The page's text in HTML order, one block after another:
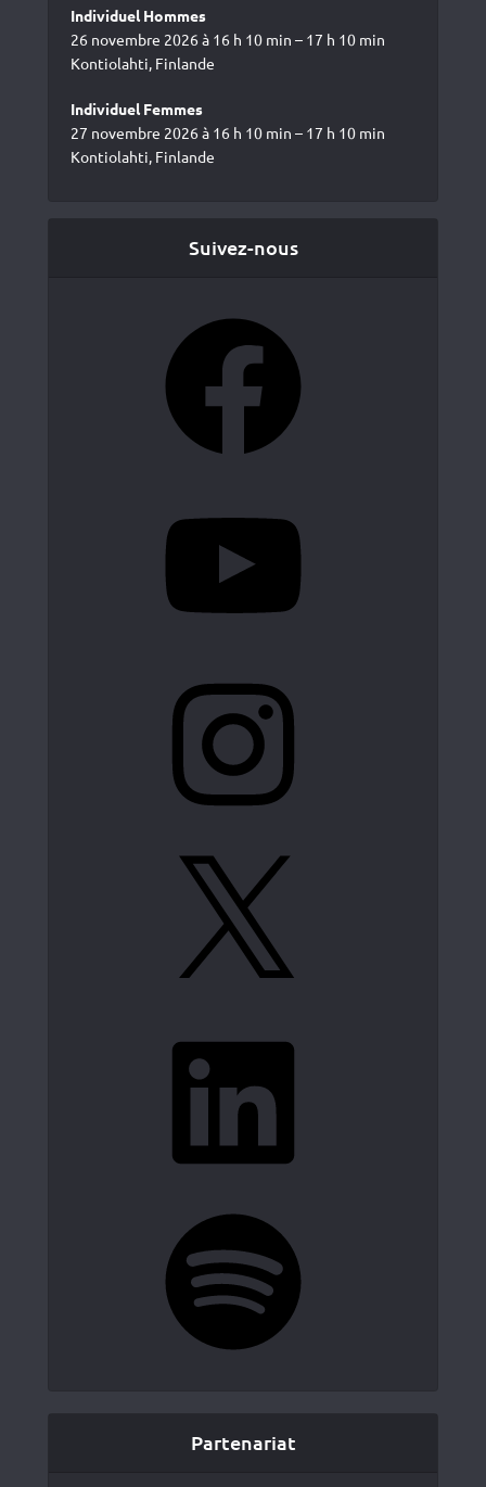
Individuel Hommes
26 novembre 2026 à 16 h 10 min – 17 h 10 min
Kontiolahti, Finlande
Individuel Femmes
27 novembre 2026 à 16 h 10 min – 17 h 10 min
Kontiolahti, Finlande
Suivez-nous
Partenariat